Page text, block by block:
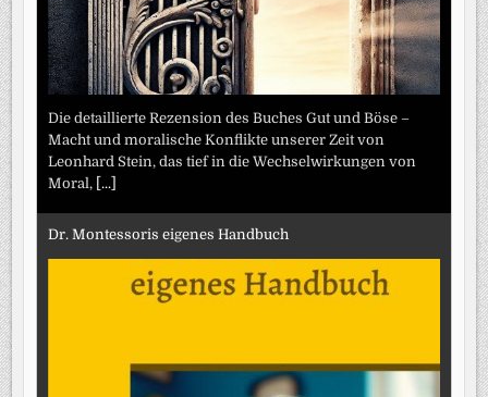
Die detaillierte Rezension des Buches Gut und Böse –
Macht und moralische Konflikte unserer Zeit von
Leonhard Stein, das tief in die Wechselwirkungen von
Moral, [...]
Dr. Montessoris eigenes Handbuch